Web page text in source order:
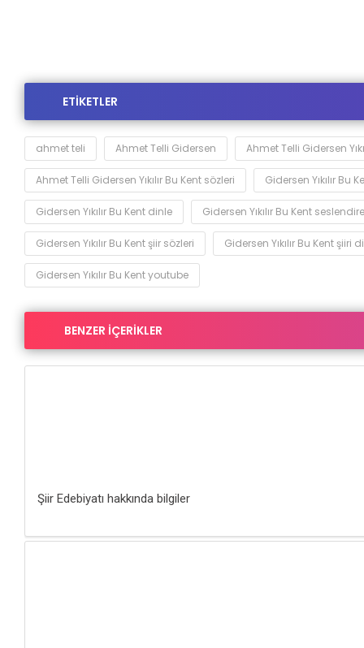
ETİKETLER
ahmet teli Ahmet Telli Gidersen Ahmet Telli Gidersen
Ahmet Telli Gidersen Yıkılır Bu Kent sözleri Gidersen Yıkılır Bu
Gidersen Yıkılır Bu Kent dinle Gidersen Yıkılır Bu Kent
Gidersen Yıkılır Bu Kent şiir sözleri Gidersen Yıkılır Bu Kent şiiri
Gidersen Yıkılır Bu Kent youtube
BENZER İÇERİKLER
Şiir Edebiyatı hakkında bilgiler